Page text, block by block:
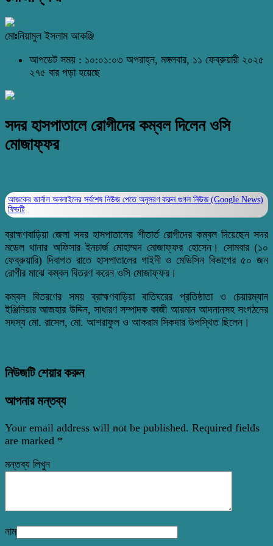
মোঃনিয়ামুল ইসলাম আকঞ্জি
আপডেট সময় : ১০:০১:০৩ অপরাহ্ন, মঙ্গলবার, ১১ ফেব্রুয়ারী ২০২৫
২৭৫ বার পড়া হয়েছে
সদর হাসপাতালে রোগীদের কম্বল দিলেন ওসি
মোজাফ্ফর
আজকের জার্নাল অনলাইনের সর্বশেষ নিউজ পেতে অনুসরণ করুন গুগল নিউজ (Google News)
ফিডটি
ব্রাহ্মণবাড়িয়া জেলা সদর হাসপাতালের শীতার্ত রোগীদের কম্বল দিয়েছেন সদর
মডেল থানার অফিসার ইনচার্জ মোহাম্মদ মোজাফ্ফর হোসেন। সোমবার (১০
ফেব্রুয়ারি) দিবাগত রাতে হাসপাতালের গাইনী ও মেডিসিন বিভাগের ৫০ জন
রোগীর মাঝে কম্বল বিতরণ করেন ওসি মোজাফ্ফর।
কম্বল বিতরণের সময় ব্রাহ্মণবাড়িয়া বাতিঘরের প্রতিষ্ঠাতা ও চেয়ারম্যান
ইঞ্জিনিয়ার আজহার উদ্দিন, সাধারণ সম্পাদক কাজী আরমান আদনানসহ সংগঠনের
সদস্য মো. রাসেল, মো. আশরাফুল ও আকরাম সিকদার উপস্থিত ছিলেন।
নিউজটি শেয়ার করুন
আপনার মন্তব্য
Your email address will not be published. Required fields
are marked *
মন্তব্য লিখুন
নাম